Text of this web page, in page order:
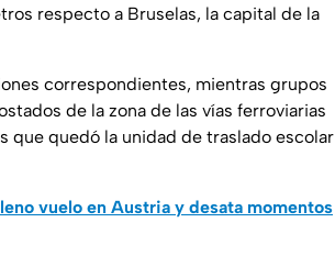
respecto a Bruselas, la capital de la
correspondientes, mientras grupos
de la zona de las vías ferroviarias
que quedó la unidad de traslado escolar
vuelo en Austria y desata momentos